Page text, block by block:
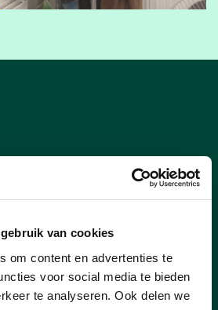
van cookies
om content en advertenties te
voor social media te bieden
te analyseren. Ook delen we